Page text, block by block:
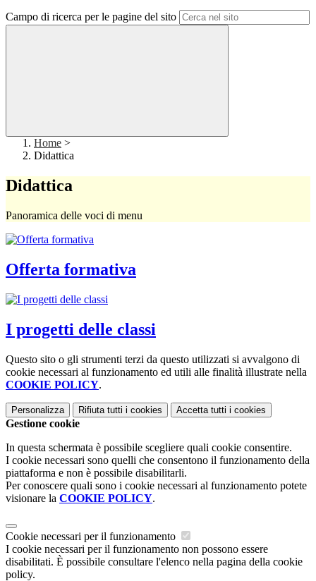
Campo di ricerca per le pagine del sito
Home >
Didattica
Didattica
Panoramica delle voci di menu
Offerta formativa
I progetti delle classi
Questo sito o gli strumenti terzi da questo utilizzati si avvalgono di
cookie necessari al funzionamento ed utili alle finalità illustrate nella
COOKIE POLICY.
Personalizza Rifiuta tutti i cookies Accetta tutti i cookies
Gestione cookie
In questa schermata è possibile scegliere quali cookie consentire.
I cookie necessari sono quelli che consentono il funzionamento della
piattaforma e non è possibile disabilitarli.
Per conoscere quali sono i cookie necessari al funzionamento potete
visionare la COOKIE POLICY.
Cookie necessari per il funzionamento
I cookie necessari per il funzionamento non possono essere
disabilitati. È possibile consultare l'elenco nella pagina della cookie
policy.